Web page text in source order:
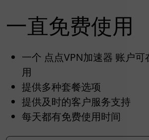
一直免费使用
一个 点点VPN加速器 账户
用
提供多种套餐选项
提供及时的客户服务支持
每天都有免费使用时间